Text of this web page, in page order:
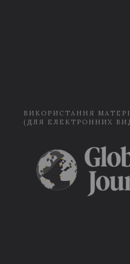
ВИКОРИСТАННЯ
(ДЛЯ ЕЛЕКТРОННИХ